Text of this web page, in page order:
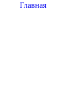
Главная